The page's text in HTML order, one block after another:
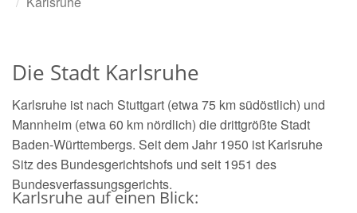
Die Stadt Karlsruhe
Karlsruhe ist nach Stuttgart (etwa 75 km südöstlich) und
Mannheim (etwa 60 km nördlich) die drittgrößte Stadt
Baden-Württembergs. Seit dem Jahr 1950 ist Karlsruhe
Sitz des Bundesgerichtshofs und seit 1951 des
Bundesverfassungsgerichts.
Karlsruhe auf einen Blick: